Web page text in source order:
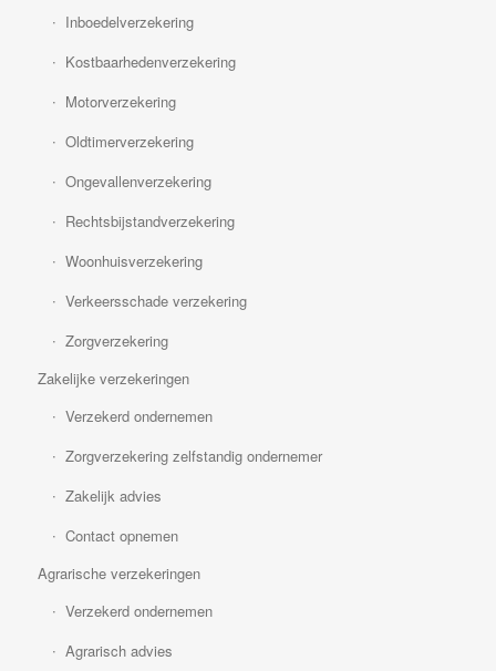
Inboedelverzekering
Kostbaarhedenverzekering
Motorverzekering
Oldtimerverzekering
Ongevallenverzekering
Rechtsbijstandverzekering
Woonhuisverzekering
Verkeersschade verzekering
Zorgverzekering
Zakelijke verzekeringen
Verzekerd ondernemen
Zorgverzekering zelfstandig ondernemer
Zakelijk advies
Contact opnemen
Agrarische verzekeringen
Verzekerd ondernemen
Agrarisch advies